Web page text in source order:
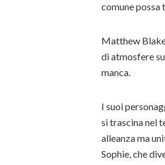
comune possa
Matthew
di atmosfere
manca.
I suoi
si trascina nel
alleanza ma
Sophie, che